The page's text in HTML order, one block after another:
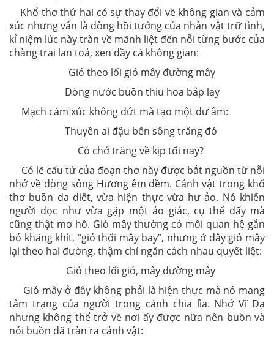
Khổ thơ thứ hai có sự thay đổi về không gian và cảm
xúc nhưng vẫn là dòng hồi tưởng của nhân vật trữ tình,
kỉ niệm lúc này tràn về mãnh liệt đến nỗi từng bước của
chàng trai lan toả, xen đầy cả không gian:
Gió theo lối gió mây đường mây
Dòng nước buồn thiu hoa bắp lay
Mạch cảm xúc không dứt mà tạo một dư âm:
Thuyền ai đậu bến sông trăng đó
Có chở trăng về kịp tối nay?
Có lẽ cấu tứ của đoạn thơ này được bắt nguồn từ nỗi
nhớ về dòng sông Hương êm đềm. Cảnh vật trong khổ
thơ buồn da diết, vừa hiện thực vừa hư ảo. Nó khiến
người đọc như vừa gặp một ảo giác, cụ thể đấy mà
cũng thật mơ hồ. Gió mây thường có mối quan hệ gắn
bó khăng khít, “gió thổi mây bay”, nhưng ở đây gió mây
lại theo hai đường, thậm chí ngăn cách nhau quyết liệt:
Gió theo lối gió, mây đường mây
Gió mây ở đây không phải là hiện thực mà nó mang
tâm trạng của người trong cảnh chia lìa. Nhớ Vĩ Dạ
nhưng không thể trở về nơi ấy được nữa nên buồn và
nỗi buồn đã tràn ra cảnh vật: